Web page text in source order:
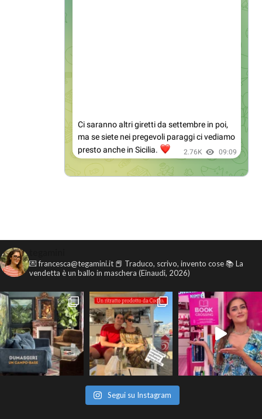
💌 francesca@tegamini.it 📕 Traduco, scrivo, invento cose📚 La
vendetta è un ballo in maschera (Einaudi, 2026)
Segui su Instagram